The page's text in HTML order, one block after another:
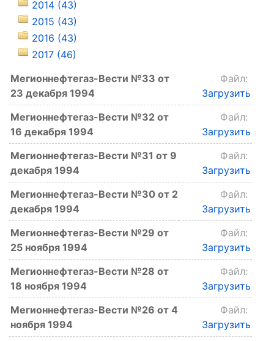
2014 (43)
2015 (43)
2016 (43)
2017 (46)
Мегионнефтегаз-Вести №33 от
23 декабря 1994
Файл:
Загрузить
Мегионнефтегаз-Вести №32 от
16 декабря 1994
Файл:
Загрузить
Мегионнефтегаз-Вести №31 от 9
декабря 1994
Файл:
Загрузить
Мегионнефтегаз-Вести №30 от 2
декабря 1994
Файл:
Загрузить
Мегионнефтегаз-Вести №29 от
25 ноября 1994
Файл:
Загрузить
Мегионнефтегаз-Вести №28 от
18 ноября 1994
Файл:
Загрузить
Мегионнефтегаз-Вести №26 от 4
ноября 1994
Файл:
Загрузить